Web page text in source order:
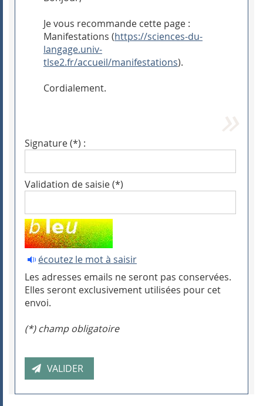
Je vous recommande cette page :
Manifestations (https://sciences-du-
langage.univ-
tlse2.fr/accueil/manifestations).
Cordialement.
Signature (*) :
Validation de saisie (*)
écoutez le mot à saisir
Les adresses emails ne seront pas conservées.
Elles seront exclusivement utilisées pour cet
envoi.
(*) champ obligatoire